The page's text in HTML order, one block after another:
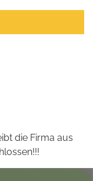
die Firma aus